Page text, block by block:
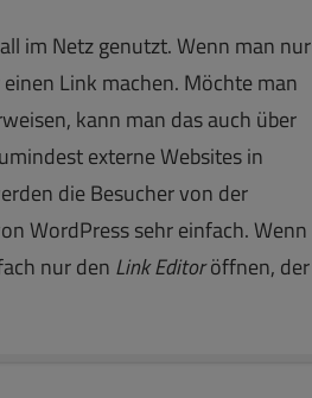
im Netz genutzt. Wenn man nur
Link machen. Möchte man
kann man das auch über
externe Websites in
die Besucher von der
WordPress sehr einfach. Wenn
nur den Link Editoröffnen, der